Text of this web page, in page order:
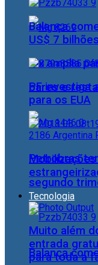
Pix amplia
bares e
Petrobras
segundo
Balança
Balança
US$ 7 bilhões
PF investiga
para os EUA
Tecnologia
Muito além
entrada
para toda a